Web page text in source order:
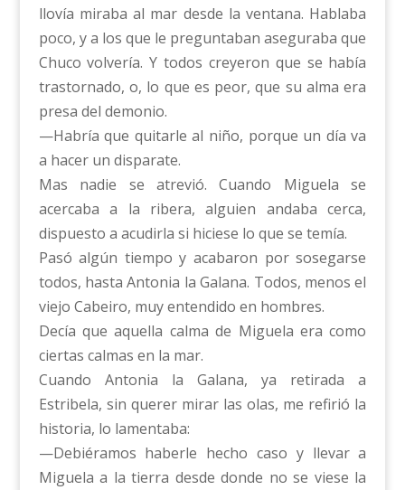
llovía miraba al mar desde la ventana. Hablaba
poco, y a los que le preguntaban aseguraba que
Chuco volvería. Y todos creyeron que se había
trastornado, o, lo que es peor, que su alma era
presa del demonio.
—Habría que quitarle al niño, porque un día va
a hacer un disparate.
Mas nadie se atrevió. Cuando Miguela se
acercaba a la ribera, alguien andaba cerca,
dispuesto a acudirla si hiciese lo que se temía.
Pasó algún tiempo y acabaron por sosegarse
todos, hasta Antonia la Galana. Todos, menos el
viejo Cabeiro, muy entendido en hombres.
Decía que aquella calma de Miguela era como
ciertas calmas en la mar.
Cuando Antonia la Galana, ya retirada a
Estribela, sin querer mirar las olas, me refirió la
historia, lo lamentaba:
—Debiéramos haberle hecho caso y llevar a
Miguela a la tierra desde donde no se viese la